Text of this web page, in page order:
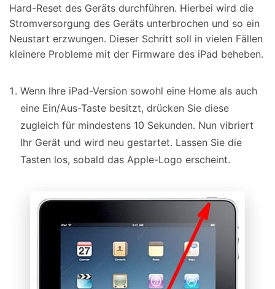
Hard-Reset des Geräts durchführen. Hierbei wird die
Stromversorgung des Geräts unterbrochen und so ein
Neustart erzwungen. Dieser Schritt soll in vielen Fällen
kleinere Probleme mit der Firmware des iPad beheben.
Wenn Ihre iPad-Version sowohl eine Home als auch
eine Ein/Aus-Taste besitzt, drücken Sie diese
zugleich für mindestens 10 Sekunden. Nun vibriert
Ihr Gerät und wird neu gestartet. Lassen Sie die
Tasten los, sobald das Apple-Logo erscheint.